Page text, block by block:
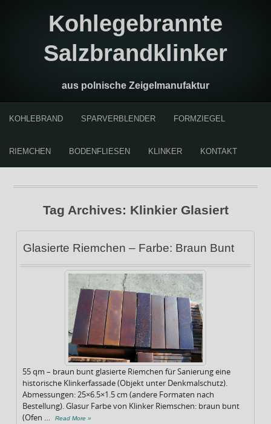
Kohlegebrannte
Salzbrandklinker
aus polnische Zeigelmanufaktur
KOHLEBRAND SPARVERBLENDER FORMZIEGEL
RIEMCHEN BODENFLIESEN KLINKER KONTAKT
Tag Archives: Klinkier Glasiert
Glasierte Riemchen – Farbe: Braun Bunt
55 qm – braun bunt glasierte Riemchen für Sanierung eine
historische Klinkerfassade (Objekt unter Denkmalschutz).
Abmessungen: 25×6.5×1.5 cm (andere Formaten nach
Bestellung). Glasur Farbe von Klinker Riemschen: braun bunt
(Ofen …
Read More »